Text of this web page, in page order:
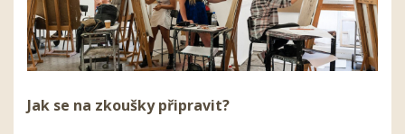
Jak se na zkoušky připravit?